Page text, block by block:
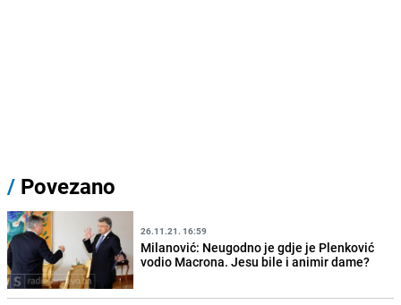
/ Povezano
26.11.21. 16:59
Milanović: Neugodno je gdje je Plenković
vodio Macrona. Jesu bile i animir dame?